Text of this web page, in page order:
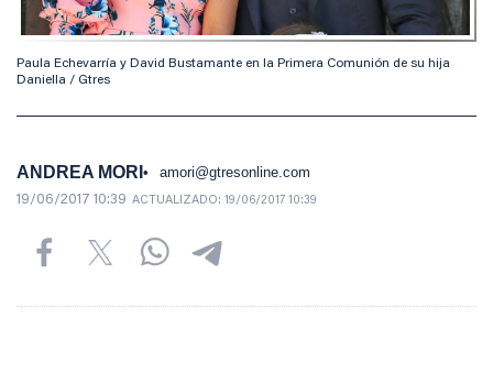
Paula Echevarría y David Bustamante en la Primera Comunión de su hija
Daniella / Gtres
ANDREA MORI amori@gtresonline.com
19/06/2017 10:39 ACTUALIZADO: 19/06/2017 10:39